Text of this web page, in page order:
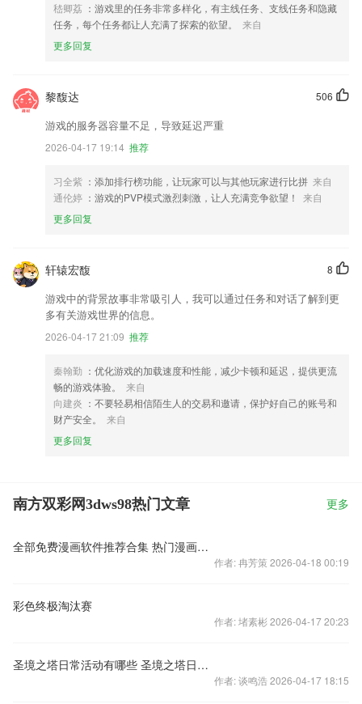
嵇卿荔 ：游戏里的任务非常多样化，有主线任务、支线任务和隐藏
任务，每个任务都让人充满了探索的欲望。
来自
更多回复
506
黎馥达
游戏的服务器容量不足，导致延迟严重
2026-04-17 19:14 推荐
习全紫 ：添加排行榜功能，让玩家可以与其他玩家进行比拼 来自
通伦婷 ：游戏的PVP模式激烈刺激，让人充满竞争欲望！
来自
更多回复
8
轩辕宏馥
游戏中的背景故事非常吸引人，我可以通过任务和对话了解到更
多有关游戏世界的信息。
2026-04-17 21:09 推荐
秦翰勤 ：优化游戏的加载速度和性能，减少卡顿和延迟，提供更流
畅的游戏体验。
来自
向建炎 ：不要轻易相信陌生人的交易和邀请，保护好自己的账号和
财产安全。
来自
更多回复
南方双彩网3dws98热门文章 更多
全部免费漫画软件推荐合集 热门漫画app盘点
作者: 冉芳策 2026-04-18 00:19
彩色终极淘汰赛
作者: 堵素彬 2026-04-17 20:23
圣境之塔日常活动有哪些 圣境之塔日常活动攻略
作者: 谈鸣浩 2026-04-17 18:15